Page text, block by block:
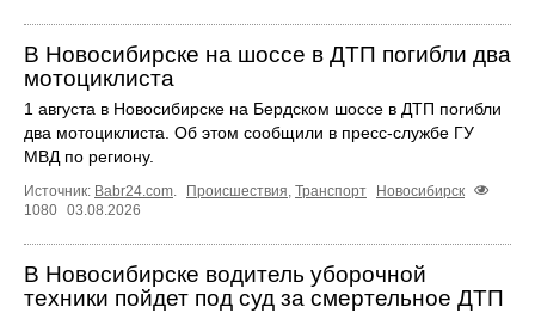
В Новосибирске на шоссе в ДТП погибли два
мотоциклиста
1 августа в Новосибирске на Бердском шоссе в ДТП погибли
два мотоциклиста. Об этом сообщили в пресс-службе ГУ
МВД по региону.
Источник: Babr24.com. Происшествия, Транспорт
Новосибирск
1080 03.08.2026
В Новосибирске водитель уборочной
техники пойдет под суд за смертельное ДТП